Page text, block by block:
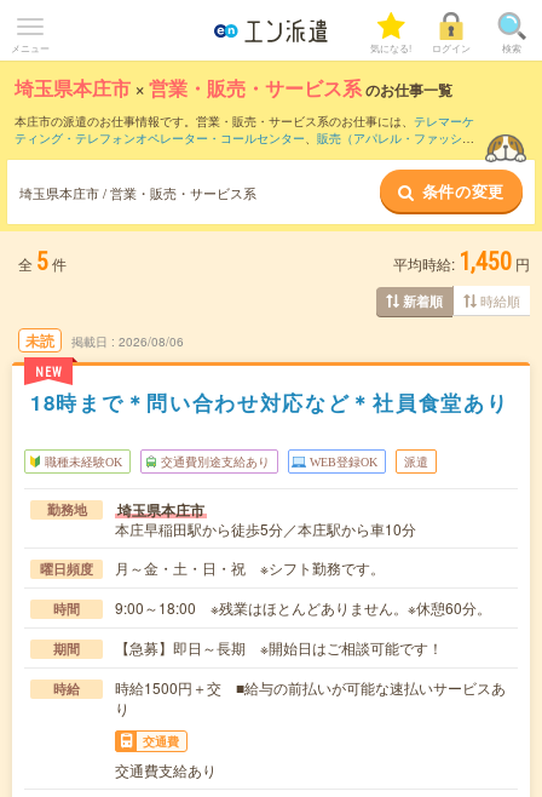
メニュー 気になる! ログイン 検索
埼玉県本庄市 ×営業・販売・サービス系のお仕事一覧
本庄市の派遣のお仕事情報です。営業・販売・サービス系のお仕事には、 テレマーケ
ティング・テレフォンオペレーター・コールセンター、 販売（アパレル・ファッショ
などのこだわり条件で絞り込んでいただけます。
埼玉県本庄市 / 営業・販売・サービス系 条件の変更
全 5件 平均時給: 1,450 円
新着順 時給順
未読
NEW
掲載日 2026/08/06
18時まで＊問い合わせ対応など＊社員食堂あり
職種未経験OK 交通費別途支給あり WEB登録OK 派遣
勤務地 埼玉県本庄市
本庄早稲田駅から徒歩5分／本庄駅から車10分
曜日頻度 月～金・土・日・祝 ※シフト勤務です。
時間 9:00～18:00 ※残業はほとんどありません。※休憩60分。
期間 【急募】即日～長期 ※開始日はご相談可能です！
時給
時給1500円＋交 ■給与の前払いが可能な速払いサービスあ
り
交通費
交通費支給あり